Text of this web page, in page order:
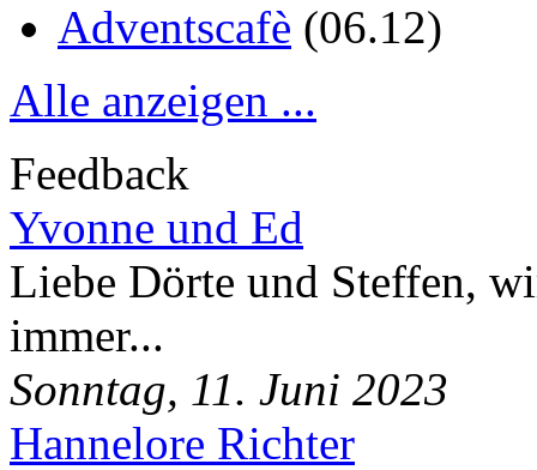
Adventscafè (06.12)
Alle anzeigen ...
Feedback
Yvonne und Ed
Liebe Dörte und Steffen,
immer...
Sonntag, 11. Juni 2023
Hannelore Richter